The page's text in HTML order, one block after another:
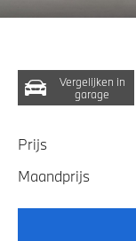
Vergelijken in
garage
Prijs
Maandprijs